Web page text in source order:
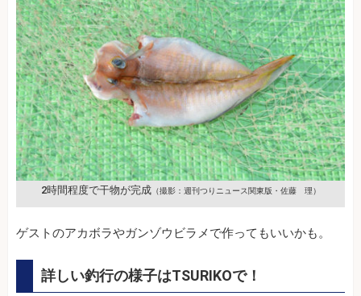
2時間程度で干物が完成（撮影：週刊つりニュース関東版・佐藤 理）
ゲストのアカボラやガンゾウビラメで作ってもいいかも。
詳しい釣行の様子はTSURIKOで！